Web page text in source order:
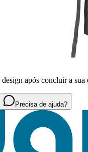
após concluir a sua
Precisa de ajuda?